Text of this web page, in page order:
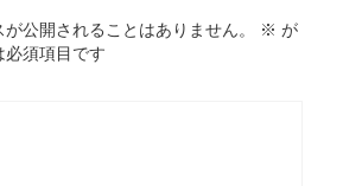
公開されることはありません。 ※ が
須項目です